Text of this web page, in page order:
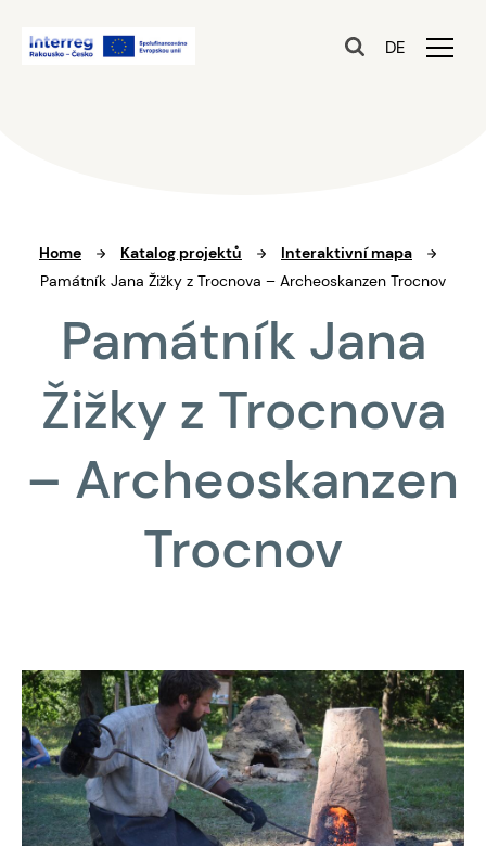
DE
Home Katalog projektů
Interaktivní mapa
Památník Jana Žižky z Trocnova – Archeoskanzen Trocnov
Památník Jana
Žižky z Trocnova
– Archeoskanzen
Trocnov